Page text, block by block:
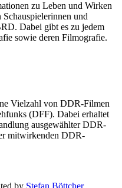
zu Leben und Wirken
Schauspielerinnen und
Dabei gibt es zu jedem
sowie deren Filmografie.
Vielzahl von DDR-Filmen
(DFF). Dabei erhaltet
ausgewählter DDR-
mitwirkenden DDR-
by Stefan Böttcher